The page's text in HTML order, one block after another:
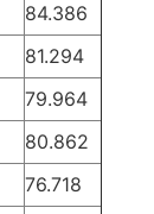
84.386
81.294
79.964
80.862
76.718